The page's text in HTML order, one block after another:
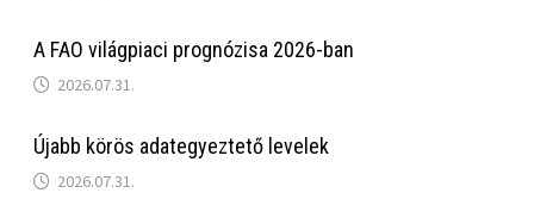
A FAO világpiaci prognózisa 2026-ban
2026.07.31.
Újabb körös adategyeztető levelek
2026.07.31.